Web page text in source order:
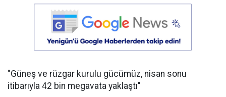
"Güneş ve rüzgar kurulu gücümüz, nisan sonu
itibarıyla 42 bin megavata yaklaştı"